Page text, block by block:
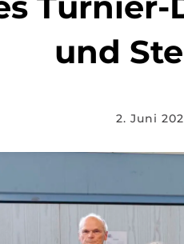
und
2. Juni